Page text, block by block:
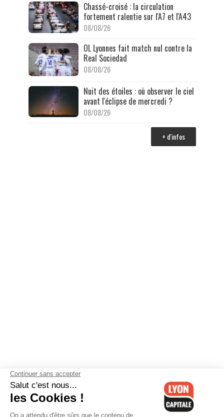
Chassé-croisé : la circulation
fortement ralentie sur l'A7 et l'A43
08/08/26
OL Lyonnes fait match nul contre la
Real Sociedad
08/08/26
Nuit des étoiles : où observer le ciel
avant l'éclipse de mercredi ?
08/08/26
+ d'infos